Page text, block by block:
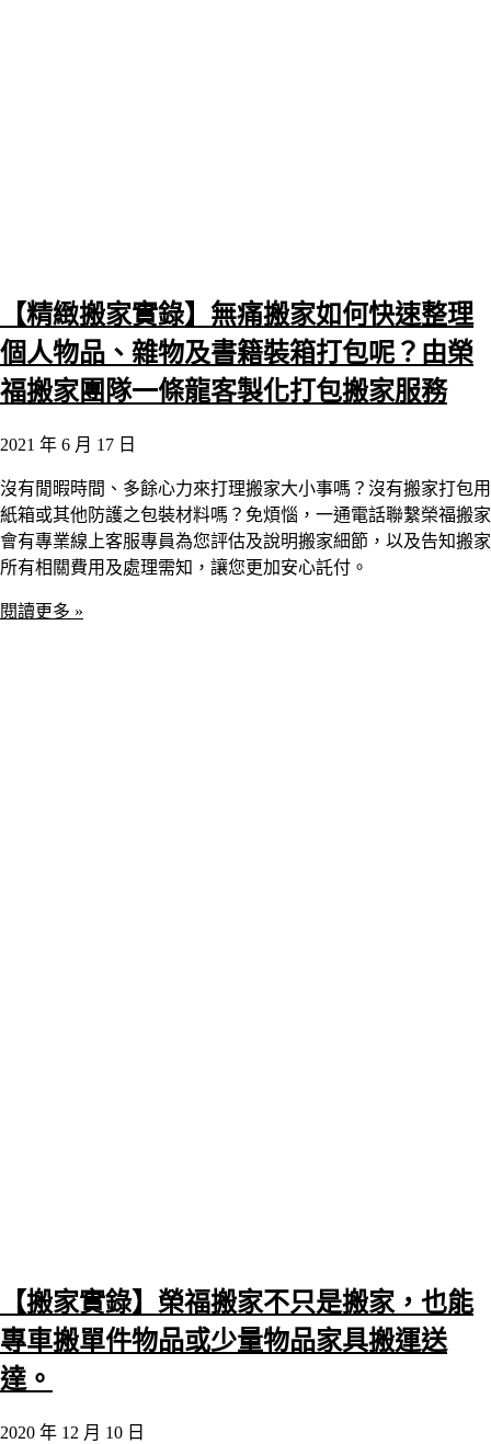
【精緻搬家實錄】無痛搬家如何快速整理
個人物品、雜物及書籍裝箱打包呢？由榮
福搬家團隊一條龍客製化打包搬家服務
2021 年 6 月 17 日
沒有閒暇時間、多餘心力來打理搬家大小事嗎？沒有搬家打包用
紙箱或其他防護之包裝材料嗎？免煩惱，一通電話聯繫榮福搬家
會有專業線上客服專員為您評估及說明搬家細節，以及告知搬家
所有相關費用及處理需知，讓您更加安心託付。
閱讀更多 »
【搬家實錄】榮福搬家不只是搬家，也能
專車搬單件物品或少量物品家具搬運送
達。
2020 年 12 月 10 日